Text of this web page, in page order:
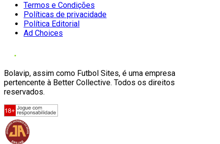
Termos e Condições
Políticas de privacidade
Política Editorial
Ad Choices
Bolavip, assim como Futbol Sites, é uma empresa
pertencente à Better Collective. Todos os direitos
reservados.